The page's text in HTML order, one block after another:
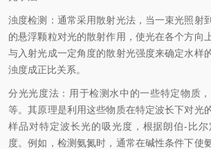
浊度检测：通常采用散射光法，当一束光照射
的悬浮颗粒对光的散射作用，使光在各个方向
与入射光成一定角度的散射光强度来确定水样
浊度成正比关系。
分光光度法：用于检测水中的一些特定物质
等。其原理是利用这些物质在特定波长下对光
样品对特定波长光的吸光度，根据朗伯-比
度。例如，检测氨氮时，通常在碱性条件下使